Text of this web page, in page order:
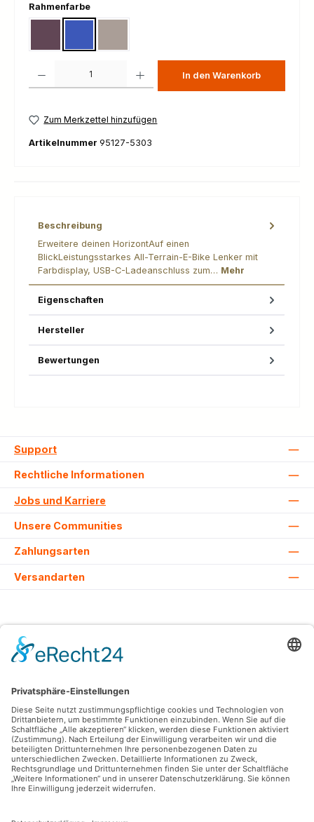
Rahmenfarbeauswählen
In den Warenkorb
Zum Merkzettel hinzufügen
Artikelnummer 95127-5303
Beschreibung
Erweitere deinen HorizontAuf einen
BlickLeistungsstarkes All-Terrain-E-Bike Lenker mit
Farbdisplay, USB-C-Ladeanschluss zum… Mehr
Eigenschaften
Hersteller
Bewertungen
Support
Rechtliche Informationen
Jobs und Karriere
Unsere Communities
Zahlungsarten
Versandarten
Alle Preise inkl. gesetzl. Mehrwertsteuer zzgl.
und ggf.
Nachnahmegebühren, wenn nicht anders angegeben.
© 2026 Lovehurts Bikes - Alle Rechte vorbehalten. Theme by